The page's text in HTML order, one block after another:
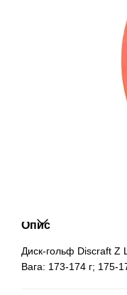
Опис
Диск-гольф Discraft Z
Вага: 173-174 г; 175-